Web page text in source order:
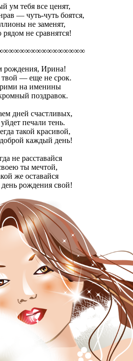
ум тебя все ценят,
— чуть-чуть боятся,
не заменят,
не сравнятся!
рождения, Ирина!
твой — еще не срок.
на именины
поздравок.
дней счастливых,
печали тень.
такой красивой,
каждый день!
не расставайся
ты мечтой,
же оставайся
рождения свой!